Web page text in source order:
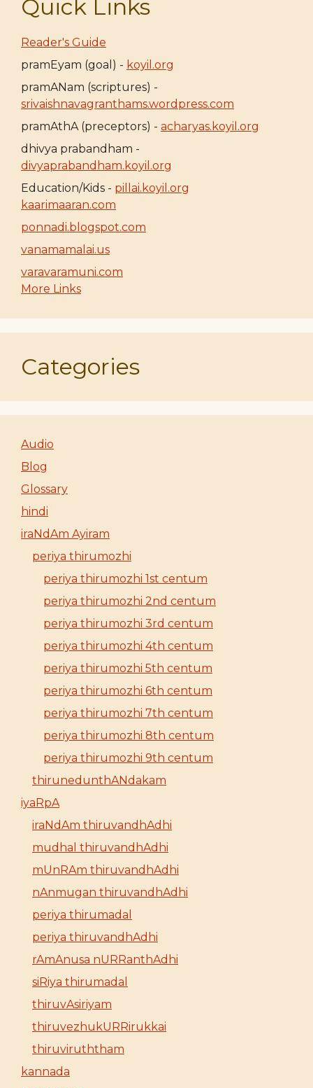
Quick Links
Reader's Guide
pramEyam (goal) - koyil.org
pramANam (scriptures) -
srivaishnavagranthams.wordpress.com
pramAthA (preceptors) - acharyas.koyil.org
dhivya prabandham -
divyaprabandham.koyil.org
Education/Kids - pillai.koyil.org
kaarimaaran.com
ponnadi.blogspot.com
vanamamalai.us
varavaramuni.com
More Links
Categories
Audio
Blog
Glossary
hindi
iraNdAm Ayiram
periya thirumozhi
periya thirumozhi 1st centum
periya thirumozhi 2nd centum
periya thirumozhi 3rd centum
periya thirumozhi 4th centum
periya thirumozhi 5th centum
periya thirumozhi 6th centum
periya thirumozhi 7th centum
periya thirumozhi 8th centum
periya thirumozhi 9th centum
thirunedunthANdakam
iyaRpA
iraNdAm thiruvandhAdhi
mudhal thiruvandhAdhi
mUnRAm thiruvandhAdhi
nAnmugan thiruvandhAdhi
periya thirumadal
periya thiruvandhAdhi
rAmAnusa nURRanthAdhi
siRiya thirumadal
thiruvAsiriyam
thiruvezhukURRirukkai
thiruviruththam
kannada